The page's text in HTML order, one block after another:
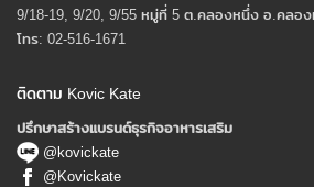
9/18-19, 9/20, 9/55 หมู่ที่ 5 ต.คลองหนึ่ง อ.คลอ
โทร: 02-516-1671
ติดตาม Kovic Kate
ปรึกษาสร้างแบรนด์ธุรกิจอาหารเสริม
@kovickate
@Kovickate